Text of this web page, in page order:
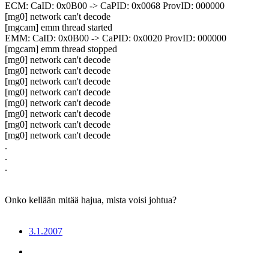
ECM: CaID: 0x0B00 -> CaPID: 0x0068 ProvID: 000000
[mg0] network can't decode
[mgcam] emm thread started
EMM: CaID: 0x0B00 -> CaPID: 0x0020 ProvID: 000000
[mgcam] emm thread stopped
[mg0] network can't decode
[mg0] network can't decode
[mg0] network can't decode
[mg0] network can't decode
[mg0] network can't decode
[mg0] network can't decode
[mg0] network can't decode
[mg0] network can't decode
.
.
.
Onko kellään mitää hajua, mista voisi johtua?
3.1.2007